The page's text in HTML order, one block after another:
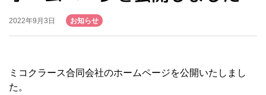
2022年9月3日 お知らせ
ミコクラース合同会社のホームページを公開いたしまし
た。